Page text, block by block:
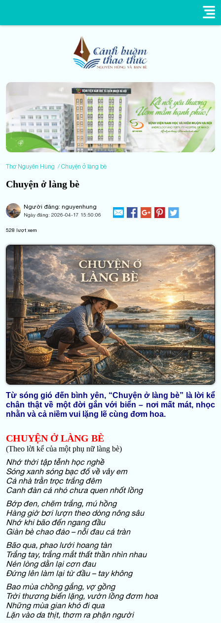
Thơ Nguyên Hùng Chuyện ở làng bè
Chuyện ở làng bè
Người đăng: nguyenhung
Ngày đăng: 2026-04-17 15:50:06
528 lượt xem
Từ sóng gió đến bình yên, “Chuyện ở làng bè” là lời kể
chân thật về một đời gắn với biển – nơi mất mát, nhọc
nhằn và cả niềm vui lặng lẽ cùng đơm hoa.
CHUYỆN Ở LÀNG BÈ
(Theo lời kể của một phụ nữ làng bè)
Nhớ thời tập tễnh học nghề
Sóng xanh sóng bạc đổ về vây em
Cả nhà trằn trọc trắng đêm
Canh đàn cá nhỏ chưa quen nhốt lồng
Bớp đen, chẽm trắng, mú hồng
Hàng giờ bơi lượn theo dòng nông sâu
Nhớ khi bão đến ngang đầu
Giàn bè chao đảo – nỗi đau cá tràn
Bão qua, phao lưới hoang tàn
Trắng tay, trắng mắt thất thần nhìn nhau
Nén lòng dằn lại cơn đau
Đứng lên làm lại từ đầu – tay không
Bao mùa chồng gắng, vợ gồng
Trời thương biển lặng, vườn lồng đơm hoa
Những mùa gian khó đi qua
Lặn vào da thịt, thơm ra phận người